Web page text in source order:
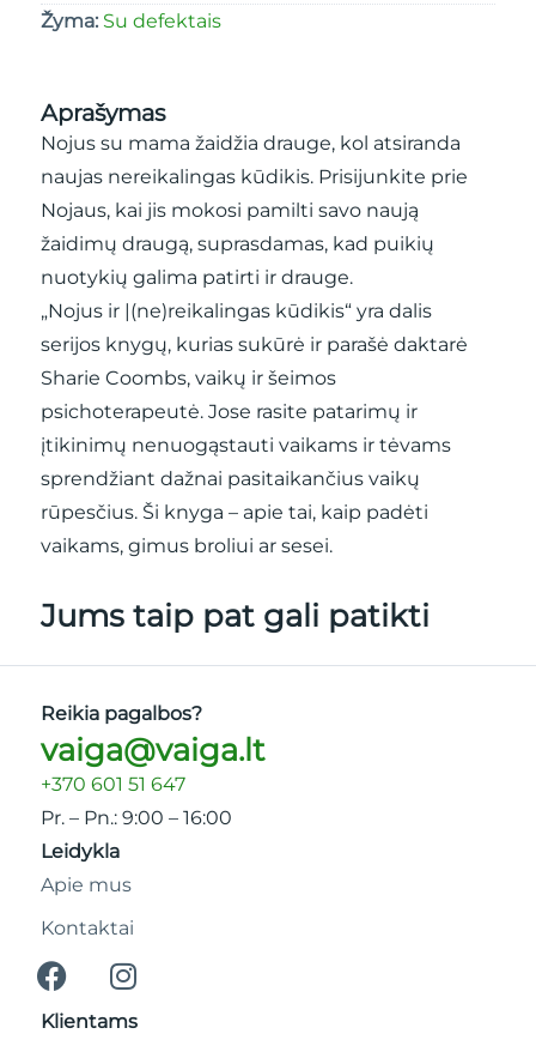
Žyma: Su defektais
Aprašymas
Nojus su mama žaidžia drauge, kol atsiranda
naujas nereikalingas kūdikis. Prisijunkite prie
Nojaus, kai jis mokosi pamilti savo naują
žaidimų draugą, suprasdamas, kad puikių
nuotykių galima patirti ir drauge.
„Nojus ir |(ne)reikalingas kūdikis“ yra dalis
serijos knygų, kurias sukūrė ir parašė daktarė
Sharie Coombs, vaikų ir šeimos
psichoterapeutė. Jose rasite patarimų ir
įtikinimų nenuogąstauti vaikams ir tėvams
sprendžiant dažnai pasitaikančius vaikų
rūpesčius. Ši knyga – apie tai, kaip padėti
vaikams, gimus broliui ar sesei.
Jums taip pat gali patikti
Reikia pagalbos?
vaiga@vaiga.lt
+370 601 51 647
Pr. – Pn.: 9:00 – 16:00
Leidykla
Apie mus
Kontaktai
Klientams